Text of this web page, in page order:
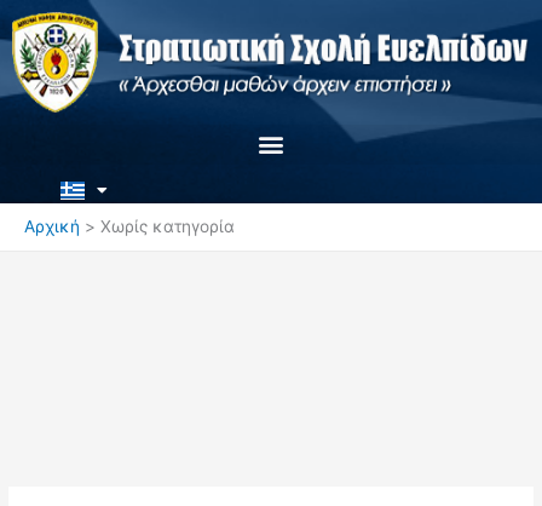
Μετάβαση
στο
περιεχόμενο
Αρχική Χωρίς κατηγορία